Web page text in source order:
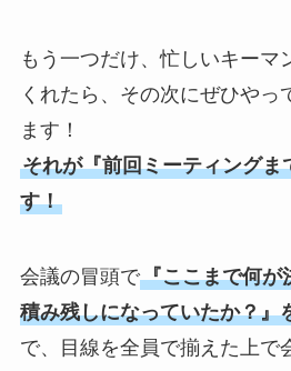
もう一つだけ、忙しいキーマ
くれたら、その次にぜひやっ
ます！
それが『前回ミーティングま
す！
会議の冒頭で『ここまで何が
積み残しになっていたか？』
で、目線を全員で揃えた上で